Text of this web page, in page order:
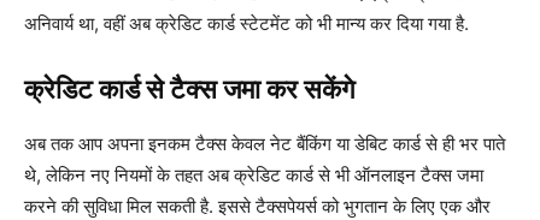
अनिवार्य था, वहीं अब क्रेडिट कार्ड स्टेटमेंट को भी मान्य कर दिया गया है.
क्रेडिट कार्ड से टैक्स जमा कर सकेंगे
अब तक आप अपना इनकम टैक्स केवल नेट बैंकिंग या डेबिट कार्ड से ही भर पाते
थे, लेकिन नए नियमों के तहत अब क्रेडिट कार्ड से भी ऑनलाइन टैक्स जमा
करने की सुविधा मिल सकती है. इससे टैक्सपेयर्स को भुगतान के लिए एक और